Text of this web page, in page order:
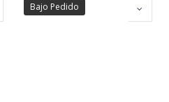
Bajo Pedido